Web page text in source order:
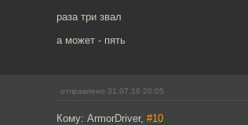
раза три звал
а может - пять
отправлено 31.07.16 20:05
Кому: ArmorDriver, #10